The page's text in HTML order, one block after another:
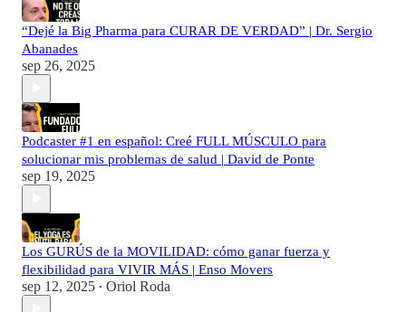
“Dejé la Big Pharma para CURAR DE VERDAD” | Dr. Sergio
Abanades
sep 26, 2025
Podcaster #1 en español: Creé FULL MÚSCULO para
solucionar mis problemas de salud | David de Ponte
sep 19, 2025
Los GURÚS de la MOVILIDAD: cómo ganar fuerza y
flexibilidad para VIVIR MÁS | Enso Movers
sep 12, 2025 • Oriol Roda